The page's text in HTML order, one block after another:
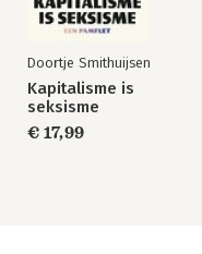
Doortje Smithuijsen
Kapitalisme is
seksisme
€ 17,99